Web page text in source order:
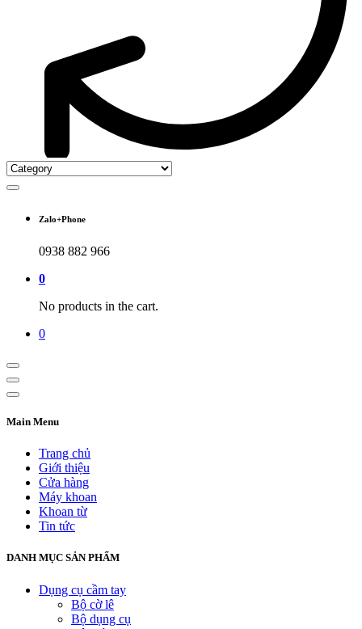
Zalo+Phone
0938 882 966
0
No products in the cart.
0
Main Menu
Trang chủ
Giới thiệu
Cửa hàng
Máy khoan
Khoan từ
Tin tức
DANH MỤC SẢN PHẨM
Dụng cụ cầm tay
Bộ cờ lê
Bộ dụng cụ